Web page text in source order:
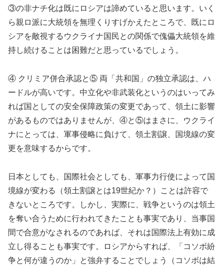
③の非ナチ化は既にロシアは諦めていると思います。いく
ら親ロ派に大統領を無理くりすげかえたところで、既にロ
シアを敵視するウクライナ国民との関係で傀儡大統領を維
持し続けることは困難だと思っているでしょう。
④ クリミア併合承認と⑤ 両「共和国」の独立承認は、ハ
ードルが高いです。中立化や非武装化というのはいってみ
れば国としての安全保障政策の変更であって、領土に影響
があるものではありませんが、④と⑤はまさに、ウクライ
ナにとっては、軍事侵略に負けて、領土割譲、国境線の変
更を意味するからです。
日本としても、国際社会としても、軍事力行使によって国
境線が変わる（領土割譲とは19世紀か？）ことは許容で
きないところです。しかし、実際に、戦争というのは領土
を奪い合うために行われてきたことも事実であり、当事国
間で合意がなされるのであれば、それは国際法上有効に成
立し得ることも事実です。ロシアからすれば、「コソボ紛
争と何が違うのか」と強弁することでしょう（コソボは結